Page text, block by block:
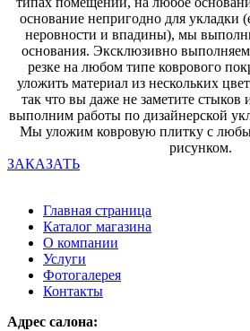
основание непригодно для укладки
неровности и впадины), мы
основания. Эксклюзивно
резке на любом типе коврового
уложить материал из нескольких
так что вы даже не заметите
выполним работы по дизайнерской
Мы уложим ковровую плитку с
рисунком.
ЗАКАЗАТЬ
Главная страница
Каталог магазина
О компании
Услуги
Фотогалерея
Контакты
Адрес салона: